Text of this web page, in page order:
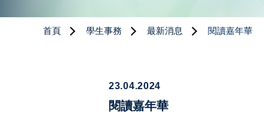
首頁 學生事務 最新消息 閱讀嘉年華
23.04.2024
閱讀嘉年華